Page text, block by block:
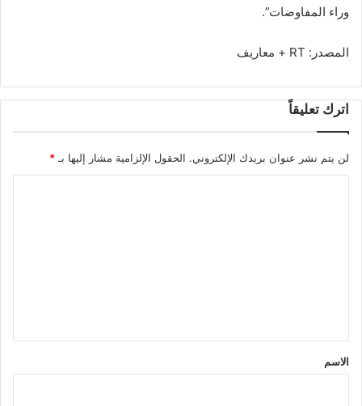
وراء المفاوضات”.
المصدر: RT + معاريف
اترك تعليقاً
لن يتم نشر عنوان بريدك الإلكتروني. الحقول الإلزامية مشار إليها بـ *
*
الاسم